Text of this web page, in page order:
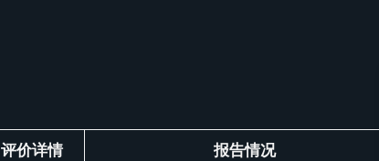
评价详情
报告情况